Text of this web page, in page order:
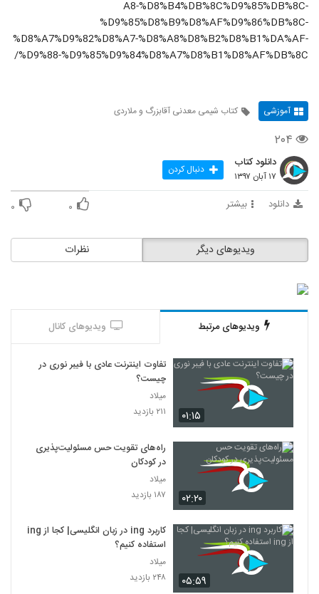
A8-%D8%B4%DB%8C%D9%85%DB%8C-
%D9%85%D8%B9%D8%AF%D9%86%DB%8C-
%D8%A7%D9%82%D8%A7-%D8%A8%D8%B2%D8%B1%DA%AF-
%D9%88-%D9%85%D9%84%D8%A7%D8%B1%D8%AF%DB%8C/
آموزشی کتاب شیمی معدنی آقابزرگ و ملاردی
۲۰۴
دانلود کتاب
۱۷ آبان ۱۳۹۷ دنبال کردن
دانلود بیشتر ۰ ۰
نظرات ویدیوهای دیگر
ویدیوهای مرتبط ویدیوهای کانال
۰۱:۱۵
تفاوت اینترنت عادی با فیبر نوری در
چیست؟
میلاد
۲۱۱ بازدید
۰۲:۲۰
راه‌های تقویت حس مسئولیت‌پذیری
در کودکان
میلاد
۱۸۷ بازدید
۰۵:۵۹
کاربرد ing در زبان انگلیسی| کجا از ing
استفاده کنیم؟
میلاد
۲۴۸ بازدید